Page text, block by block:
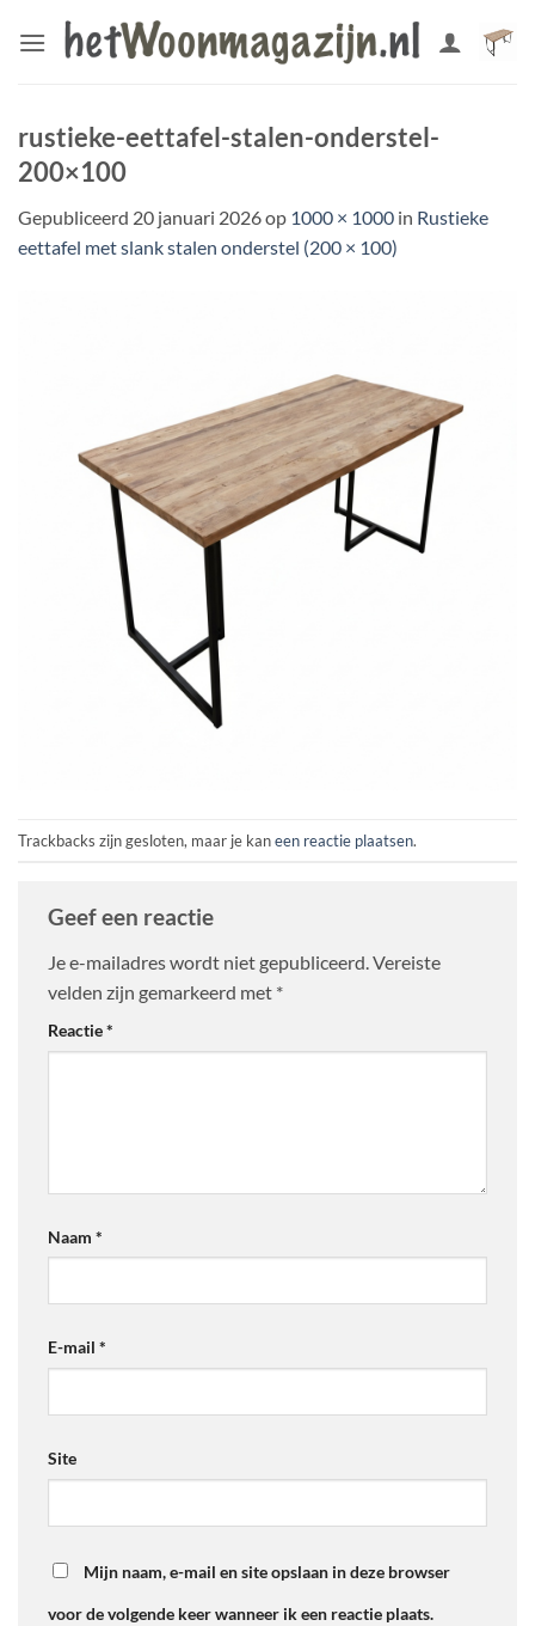
naar
rustieke-eettafel-stalen-onderstel-
200×100
Gepubliceerd 20 januari 2026op 1000 × 1000 in Rustieke
eettafel met slank stalen onderstel (200 × 100)
Trackbacks zijn gesloten, maar je kaneen reactie plaatsen.
Geef een reactie
Je e-mailadres wordt niet gepubliceerd.Vereiste
velden zijn gemarkeerd met *
Reactie*
Naam *
E-mail *
Site
Mijn naam, e-mail en site opslaan in deze browser
voor de volgende keer wanneer ik een reactie plaats.